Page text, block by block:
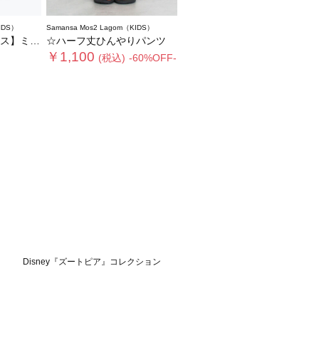
）
フパンツ
Samansa Mos2 Lagom（KIDS）
☆ハーフ丈ひんやりパンツ
￥1,100 (税込) -60%OFF-